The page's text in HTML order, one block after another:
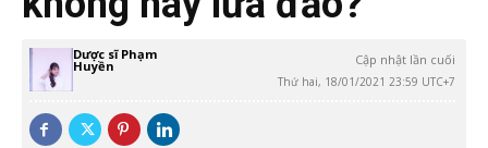
Dược sĩ Phạm
Huyền Cập nhật lần cuối
Thứ hai, 18/01/2021 23:59 UTC+7